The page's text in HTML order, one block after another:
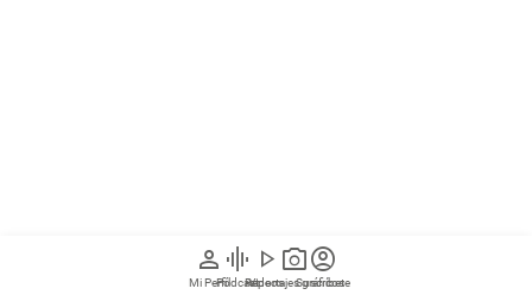
person
Mi Perfil
graphic_eq
Pódcast
play_arrow
Videos
photo_camera
Reportajes gráficos
account_circle
Suscríbete